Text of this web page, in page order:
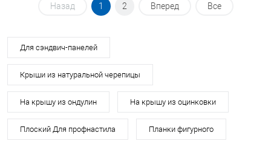
Назад 1 2 Вперед Все
Для сэндвич-панелей
Крыши из натуральной черепицы
На крышу из ондулин На крышу из оцинковки
Плоский Для профнастила Планки фигурного